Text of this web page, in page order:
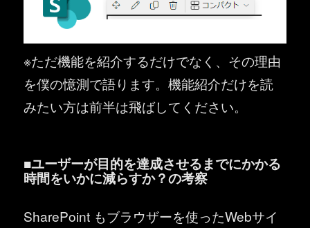
※ただ機能を紹介するだけでなく、その理由
を僕の憶測で語ります。機能紹介だけを読
みたい方は前半は飛ばしてください。
■ユーザーが目的を達成させるまでにかかる
時間をいかに減らすか？の考察
SharePoint もブラウザーを使ったWebサイ